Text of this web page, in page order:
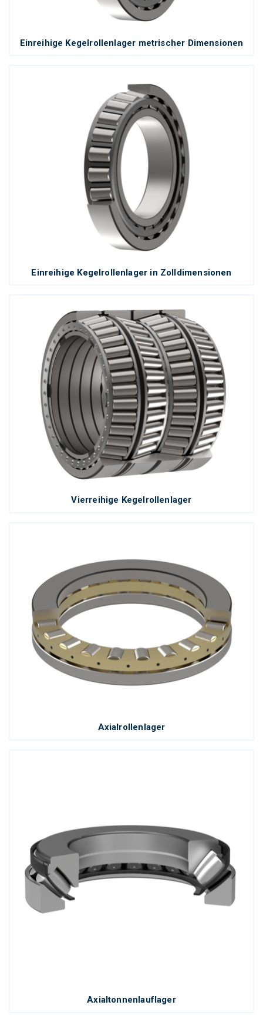
Einreihige Kegelrollenlager metrischer Dimensionen
Einreihige Kegelrollenlager in Zolldimensionen
Vierreihige Kegelrollenlager
Axialrollenlager
Axialtonnenlauflager